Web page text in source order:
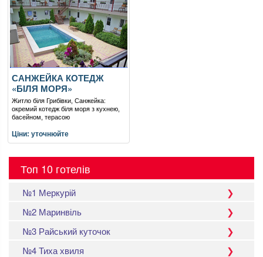
САНЖЕЙКА КОТЕДЖ
«БІЛЯ МОРЯ»
Житло біля Грибівки, Санжейка:
окремий котедж біля моря з кухнею,
басейном, терасою
Ціни: уточнюйте
Топ 10 готелів
№1 Меркурій
№2 Маринвіль
№3 Райський куточок
№4 Тиха хвиля